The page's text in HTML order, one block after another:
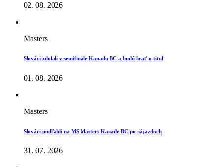
02. 08. 2026
Masters
Slováci zdolali v semifinále Kanadu BC a budú hrať o titul
01. 08. 2026
Masters
Slováci podľahli na MS Masters Kanade BC po nájazdoch
31. 07. 2026